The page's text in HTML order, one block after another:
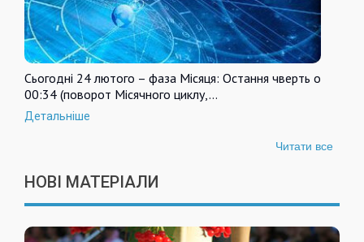
Сьогодні 24 лютого – фаза Місяця: Остання чверть о
00:34 (поворот Місячного циклу,…
Детальніше
Читати все
НОВІ МАТЕРІАЛИ